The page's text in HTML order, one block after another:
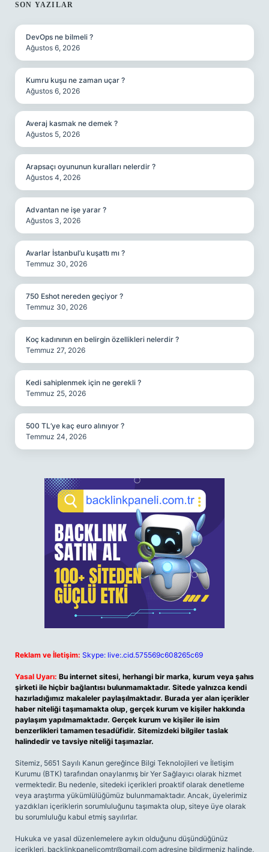
SIDEBAR
SON YAZILAR
DevOps ne bilmeli ?
Ağustos 6, 2026
Kumru kuşu ne zaman uçar ?
Ağustos 6, 2026
Averaj kasmak ne demek ?
Ağustos 5, 2026
Arapsaçı oyununun kuralları nelerdir ?
Ağustos 4, 2026
Advantan ne işe yarar ?
Ağustos 3, 2026
Avarlar İstanbul’u kuşattı mı ?
Temmuz 30, 2026
750 Eshot nereden geçiyor ?
Temmuz 30, 2026
Koç kadınının en belirgin özellikleri nelerdir ?
Temmuz 27, 2026
Kedi sahiplenmek için ne gerekli ?
Temmuz 25, 2026
500 TL’ye kaç euro alınıyor ?
Temmuz 24, 2026
Reklam ve İletişim: Skype: live:.cid.575569c608265c69
Yasal Uyarı: Bu internet sitesi, herhangi bir marka, kurum veya şahıs
şirketi ile hiçbir bağlantısı bulunmamaktadır. Sitede yalnızca kendi
hazırladığımız makaleler paylaşılmaktadır. Burada yer alan içerikler
haber niteliği taşımamakta olup, gerçek kurum ve kişiler hakkında
paylaşım yapılmamaktadır. Gerçek kurum ve kişiler ile isim
benzerlikleri tamamen tesadüfidir. Sitemizdeki bilgiler taslak
halindedir ve tavsiye niteliği taşımazlar.
Sitemiz, 5651 Sayılı Kanun gereğince Bilgi Teknolojileri ve İletişim
Kurumu (BTK) tarafından onaylanmış bir Yer Sağlayıcı olarak hizmet
vermektedir. Bu nedenle, sitedeki içerikleri proaktif olarak denetleme
veya araştırma yükümlülüğümüz bulunmamaktadır. Ancak, üyelerimiz
yazdıkları içeriklerin sorumluluğunu taşımakta olup, siteye üye olarak
bu sorumluluğu kabul etmiş sayılırlar.
Hukuka ve yasal düzenlemelere aykırı olduğunu düşündüğünüz
içerikleri, backlinkpanelicomtr@gmail.com adresine bildirmeniz halinde,